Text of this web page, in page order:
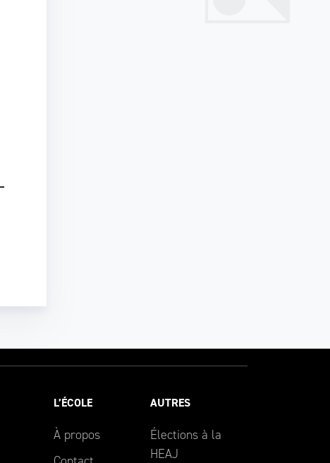
L’ÉCOLE
À propos
AUTRES
Élections à la
HEAJ